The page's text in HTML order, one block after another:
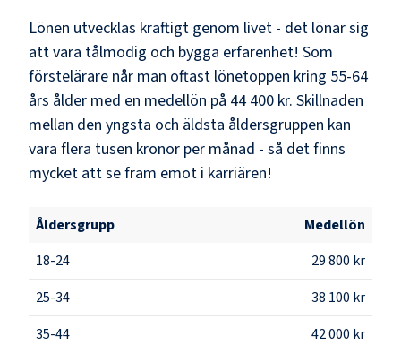
Lönen utvecklas kraftigt genom livet - det lönar sig
att vara tålmodig och bygga erfarenhet! Som
förstelärare når man oftast lönetoppen kring 55-64
års ålder med en medellön på 44 400 kr. Skillnaden
mellan den yngsta och äldsta åldersgruppen kan
vara flera tusen kronor per månad - så det finns
mycket att se fram emot i karriären!
Åldersgrupp
Medellön
18-24
29 800 kr
25-34
38 100 kr
35-44
42 000 kr